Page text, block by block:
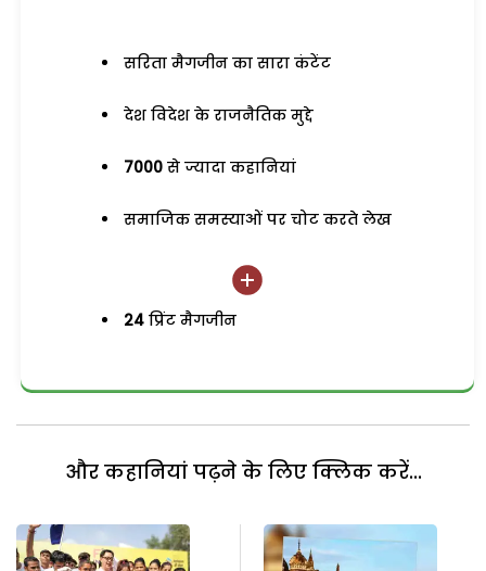
सरिता मैगजीन का सारा कंटेंट
देश विदेश के राजनैतिक मुद्दे
7000 से ज्यादा कहानियां
समाजिक समस्याओं पर चोट करते लेख
24 प्रिंट मैगजीन
और कहानियां पढ़ने के लिए क्लिक करें...